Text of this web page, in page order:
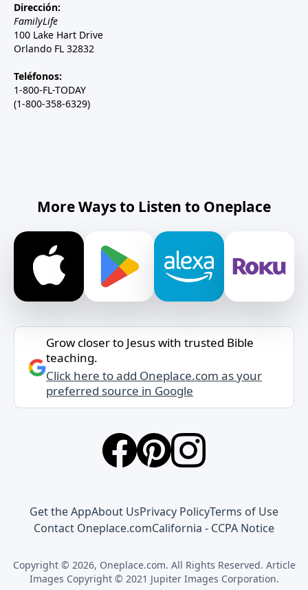
Dirección:
FamilyLife
100 Lake Hart Drive
Orlando FL 32832
Teléfonos:
1-800-FL-TODAY
(1-800-358-6329)
More Ways to Listen to Oneplace
Grow closer to Jesus with trusted Bible
teaching.
Click here to add Oneplace.com as your
preferred source in Google
Get the AppAbout UsPrivacy PolicyTerms of Use
Contact Oneplace.comCalifornia - CCPA Notice
Copyright © 2026, Oneplace.com. All Rights Reserved. Article
Images Copyright © 2021 Jupiter Images Corporation.